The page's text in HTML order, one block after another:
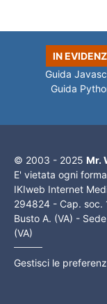
IN
Guida
Guida
© 2003 - 2025 Mr.
E' vietata ogni
IKIweb Internet
294824 - Cap. soc.
Busto A. (VA) -
(VA)
Gestisci le